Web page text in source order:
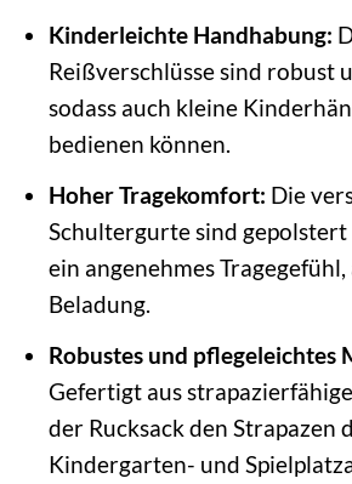
Kinderleichte Handhabung:
Reißverschlüsse sind robust
sodass auch kleine
bedienen können.
Hoher Tragekomfort: Die
Schultergurte sind
ein angenehmes
Beladung.
Robustes und pflegeleichtes
Gefertigt aus
der Rucksack den Strapazen
Kindergarten- und